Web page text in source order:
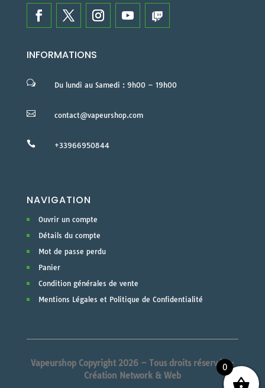
INFORMATIONS
w Du lundi au Samedi : 9h00 – 19h00
 contact@vapeurshop.com
 +33966950844
NAVIGATION
Ouvrir un compte
Détails du compte
Mot de passe perdu
Panier
Condition générales de vente
Mentions Légales et Politique de Confidentialité
Vapeurshop Copyright 2026 – Tous droits réservés –
Création Network & Web
0